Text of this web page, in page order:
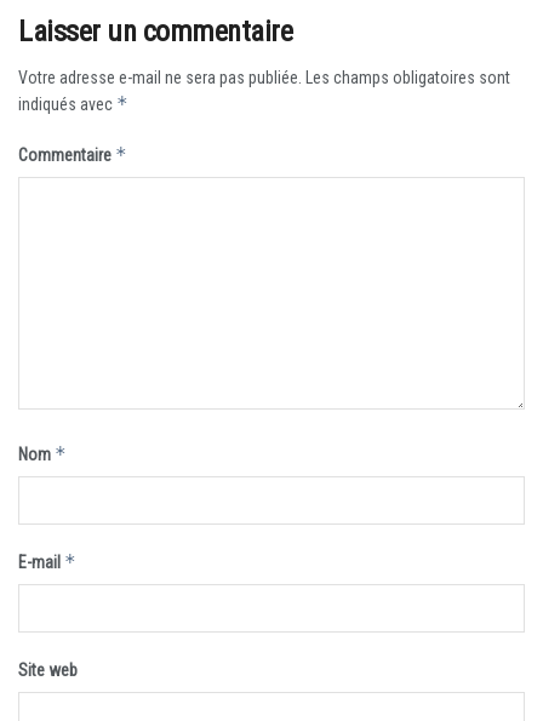
Laisser un commentaire
Votre adresse e-mail ne sera pas publiée.
Les champs obligatoires sont
indiqués avec *
Commentaire *
Nom *
E-mail *
Site web